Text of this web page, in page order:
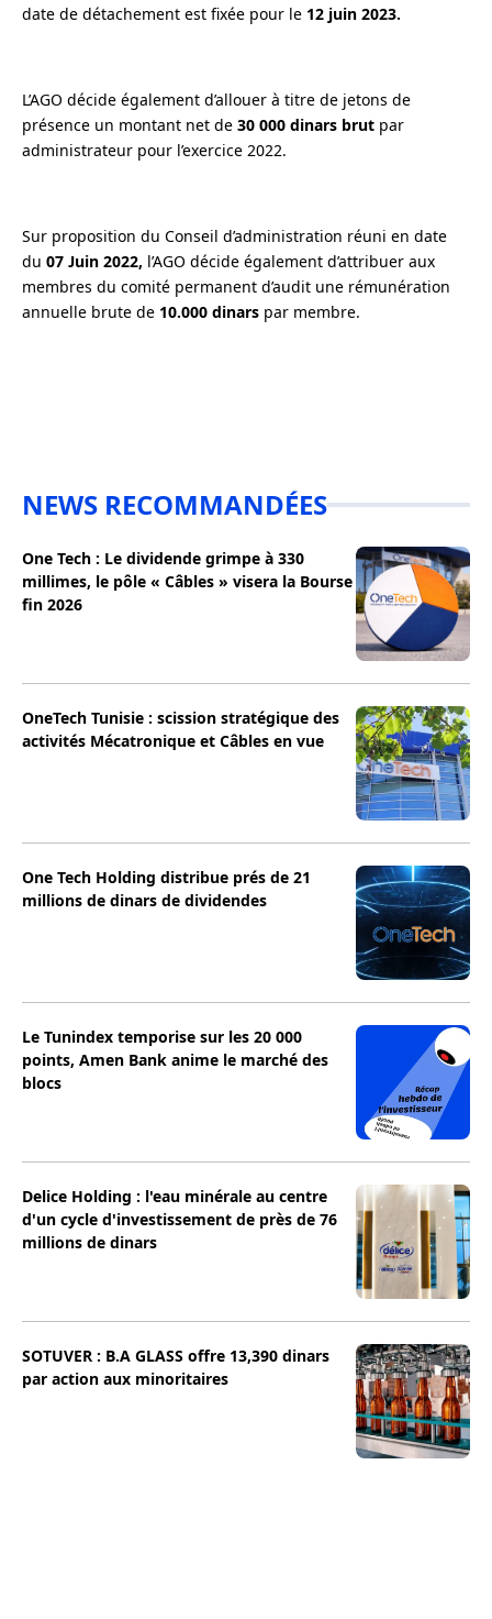
date de détachement est fixée pour le 12 juin 2023.
L’AGO décide également d’allouer à titre de jetons de
présence un montant net de 30 000 dinars brut par
administrateur pour l’exercice 2022.
Sur proposition du Conseil d’administration réuni en date
du 07 Juin 2022, l’AGO décide également d’attribuer aux
membres du comité permanent d’audit une rémunération
annuelle brute de 10.000 dinars par membre.
NEWS RECOMMANDÉES
One Tech : Le dividende grimpe à 330
millimes, le pôle « Câbles » visera la Bourse
fin 2026
OneTech Tunisie : scission stratégique des
activités Mécatronique et Câbles en vue
One Tech Holding distribue prés de 21
millions de dinars de dividendes
Le Tunindex temporise sur les 20 000
points, Amen Bank anime le marché des
blocs
Delice Holding : l'eau minérale au centre
d'un cycle d'investissement de près de 76
millions de dinars
SOTUVER : B.A GLASS offre 13,390 dinars
par action aux minoritaires